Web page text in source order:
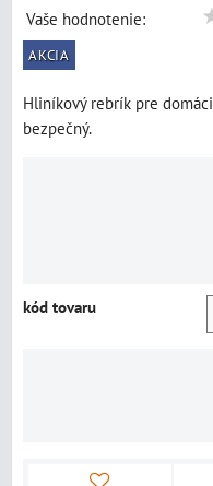
Vaše hodnotenie:
AKCIA
Hliníkový rebrík pre
bezpečný.
kód tovaru